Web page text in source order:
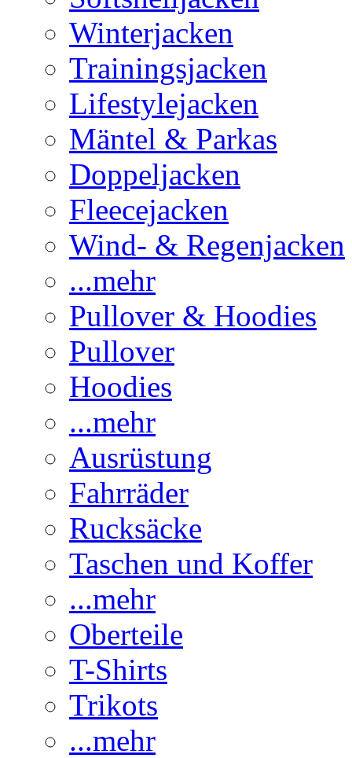
Winterjacken
Trainingsjacken
Lifestylejacken
Mäntel & Parkas
Doppeljacken
Fleecejacken
Wind- & Regenjacken
...mehr
Pullover & Hoodies
Pullover
Hoodies
...mehr
Ausrüstung
Fahrräder
Rucksäcke
Taschen und Koffer
...mehr
Oberteile
T-Shirts
Trikots
...mehr